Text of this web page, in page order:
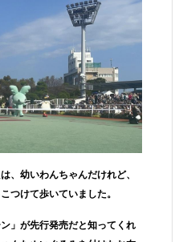
、幼いわんちゃんだけれど、
つけて歩いていました。
」が先行発売だと知ってくれ